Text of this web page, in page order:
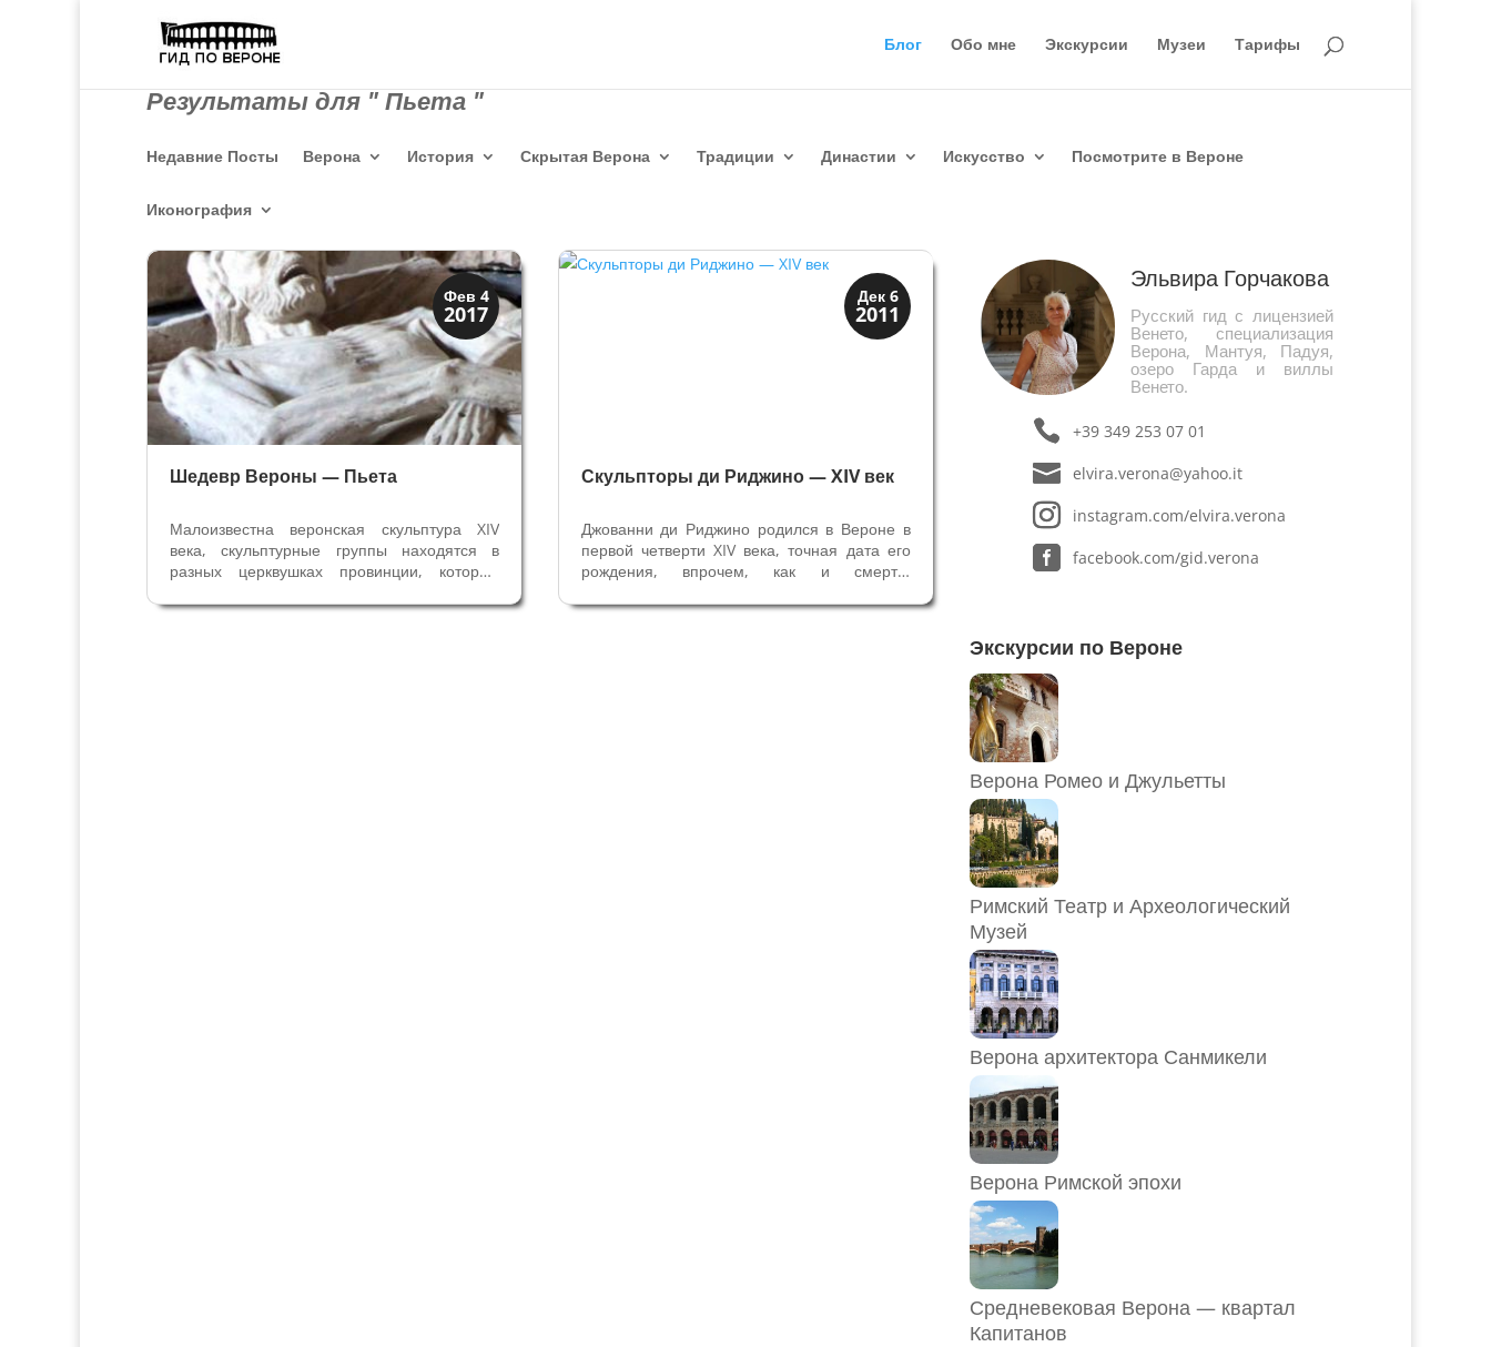
Блог Обо мне Экскурсии Музеи Тарифы
Результаты для " Пьета "
Недавние Посты Верона История Скрытая Верона Традиции Династии Искусство Посмотрите в Вероне
Иконография
Фев 4
2017
Верона
Средневековая
Шедевр Вероны — Пьета
Малоизвестна веронская скульптура XIV
века, скульптурные группы находятся в
разных церквушках провинции, которые
маршрутов или закрыты для посетителей.
Дек 6
2011
Скульпторы ди Риджино — XIV век
Джованни ди Риджино родился в Вероне в
первой четверти XIV века, точная дата его
рождения, впрочем, как и смерти,
был резчик по камню Риджино ди Энрико.
Эльвира Горчакова
Русский гид с лицензией
Венето, специализация
Верона, Мантуя, Падуя,
озеро Гарда и виллы
Венето.
+39 349 253 07 01
elvira.verona@yahoo.it
instagram.com/elvira.verona
facebook.com/gid.verona
Экскурсии по Вероне
Верона Ромео и Джульетты
Римский Театр и Археологический
Музей
Верона архитектора Санмикели
Верона Римской эпохи
Средневековая Верона — квартал
Капитанов